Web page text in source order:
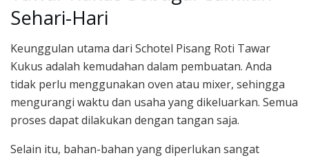
Sehari-Hari
Keunggulan utama dari Schotel Pisang Roti Tawar
Kukus adalah kemudahan dalam pembuatan. Anda
tidak perlu menggunakan oven atau mixer, sehingga
mengurangi waktu dan usaha yang dikeluarkan. Semua
proses dapat dilakukan dengan tangan saja.
Selain itu, bahan-bahan yang diperlukan sangat